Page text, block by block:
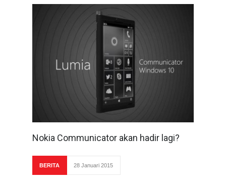
Nokia Communicator akan hadir lagi?
BERITA 28 Januari 2015